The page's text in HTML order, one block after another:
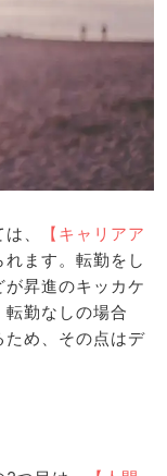
、
【キャリアア
れます。転勤をし
昇進のキッカケ
勤なしの場合
ため、その点はデ